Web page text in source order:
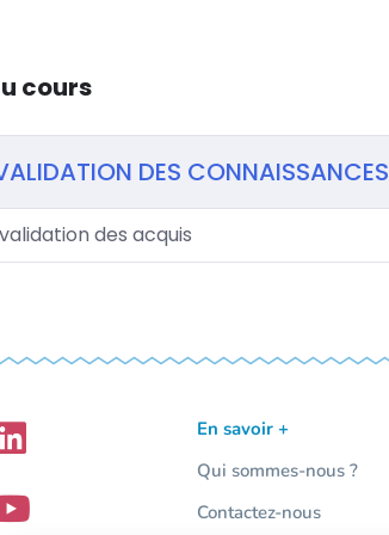
cours
DES CONNAISSANCES
des acquis
En savoir +
Qui sommes-nous ?
Contactez-nous